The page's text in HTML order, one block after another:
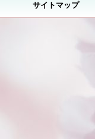
サイトマップ